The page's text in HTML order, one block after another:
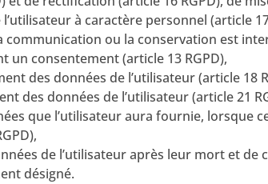
à caractère personnel (article
communication ou la conservation est
consentement (article 13 RGPD),
des données de l’utilisateur (article 18
des données de l’utilisateur (article 21
que l’utilisateur aura fournie, lorsque
de l’utilisateur après leur mort et
désigné.